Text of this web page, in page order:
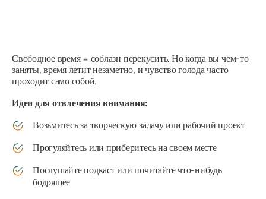
Свободное время = соблазн перекусить. Но когда вы чем-то
заняты, время летит незаметно, и чувство голода часто
проходит само собой.
Идеи для отвлечения внимания:
Возьмитесь за творческую задачу или рабочий проект
Прогуляйтесь или приберитесь на своем месте
Послушайте подкаст или почитайте что-нибудь
бодрящее